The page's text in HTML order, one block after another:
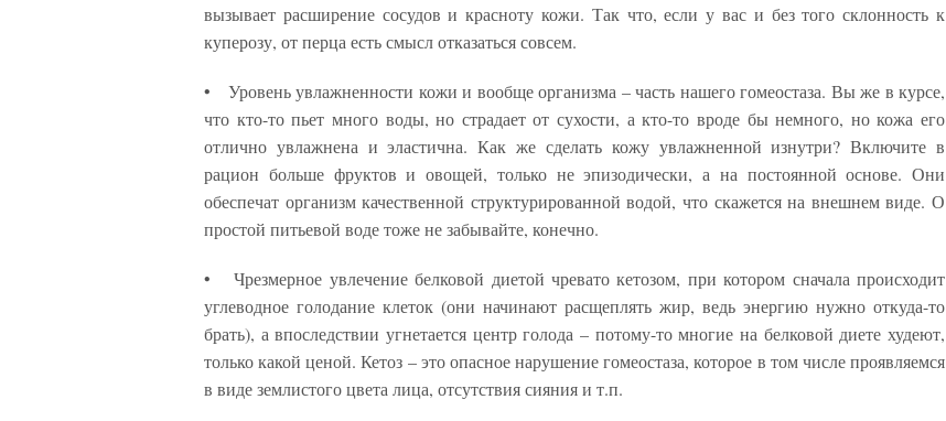
вызывает расширение сосудов и красноту кожи. Так что, если у вас и без того склонность к
куперозу, от перца есть смысл отказаться совсем.
• Уровень увлажненности кожи и вообще организма – часть нашего гомеостаза. Вы же в курсе,
что кто-то пьет много воды, но страдает от сухости, а кто-то вроде бы немного, но кожа его
отлично увлажнена и эластична. Как же сделать кожу увлажненной изнутри? Включите в
рацион больше фруктов и овощей, только не эпизодически, а на постоянной основе. Они
обеспечат организм качественной структурированной водой, что скажется на внешнем виде. О
простой питьевой воде тоже не забывайте, конечно.
• Чрезмерное увлечение белковой диетой чревато кетозом, при котором сначала происходит
углеводное голодание клеток (они начинают расщеплять жир, ведь энергию нужно откуда-то
брать), а впоследствии угнетается центр голода – потому-то многие на белковой диете худеют,
только какой ценой. Кетоз – это опасное нарушение гомеостаза, которое в том числе проявляемся
в виде землистого цвета лица, отсутствия сияния и т.п.